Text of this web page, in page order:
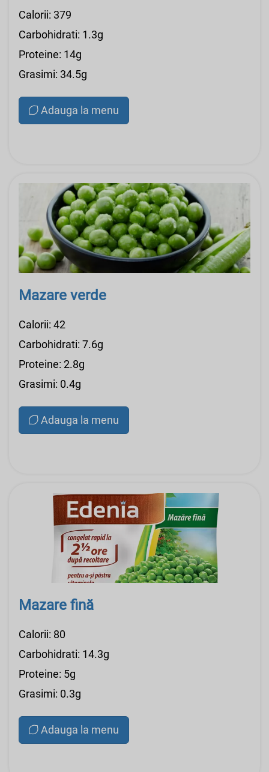
Calorii: 379
Carbohidrati: 1.3g
Proteine: 14g
Grasimi: 34.5g
Adauga la menu
Mazare verde
Calorii: 42
Carbohidrati: 7.6g
Proteine: 2.8g
Grasimi: 0.4g
Adauga la menu
Mazare fină
Calorii: 80
Carbohidrati: 14.3g
Proteine: 5g
Grasimi: 0.3g
Adauga la menu